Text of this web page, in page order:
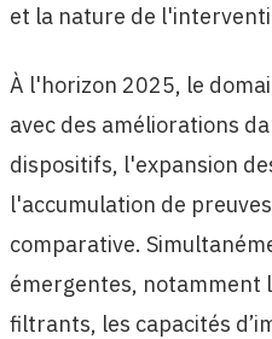
et la nature de
À l'horizon 2025, le
avec des améliorations
dispositifs, l'expansion
l'accumulation de
comparative.
émergentes, notamment
filtrants, les capacités